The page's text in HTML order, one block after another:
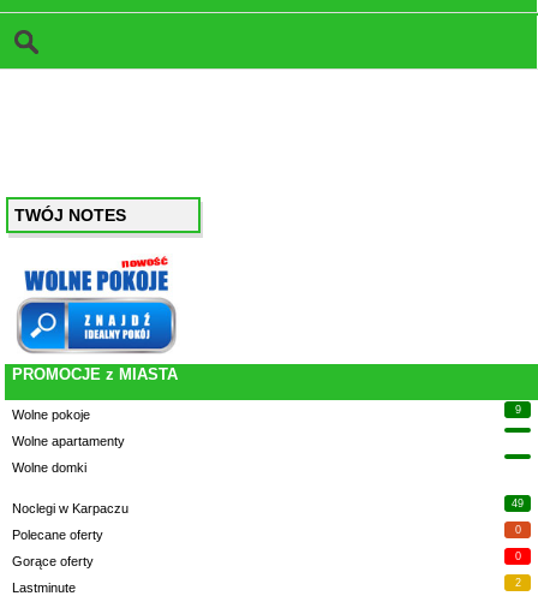
TWÓJ NOTES
PROMOCJE z MIASTA
Wolne pokoje 9
Wolne apartamenty
Wolne domki
Noclegi w Karpaczu 49
Polecane oferty 0
Gorące oferty 0
Lastminute 2